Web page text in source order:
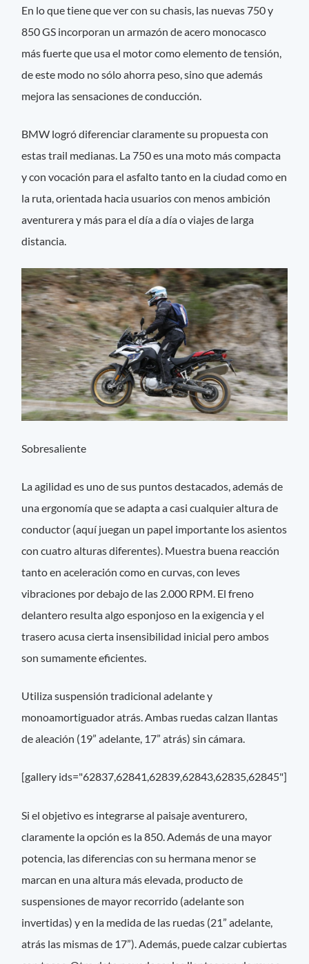
En lo que tiene que ver con su chasis, las nuevas 750 y
850 GS incorporan un armazón de acero monocasco
más fuerte que usa el motor como elemento de tensión,
de este modo no sólo ahorra peso, sino que además
mejora las sensaciones de conducción.
BMW logró diferenciar claramente su propuesta con
estas trail medianas. La 750 es una moto más compacta
y con vocación para el asfalto tanto en la ciudad como en
la ruta, orientada hacia usuarios con menos ambición
aventurera y más para el día a día o viajes de larga
distancia.
Sobresaliente
La agilidad es uno de sus puntos destacados, además de
una ergonomía que se adapta a casi cualquier altura de
conductor (aquí juegan un papel importante los asientos
con cuatro alturas diferentes). Muestra buena reacción
tanto en aceleración como en curvas, con leves
vibraciones por debajo de las 2.000 RPM. El freno
delantero resulta algo esponjoso en la exigencia y el
trasero acusa cierta insensibilidad inicial pero ambos
son sumamente eficientes.
Utiliza suspensión tradicional adelante y
monoamortiguador atrás. Ambas ruedas calzan llantas
de aleación (19” adelante, 17” atrás) sin cámara.
[gallery ids="62837,62841,62839,62843,62835,62845"]
Si el objetivo es integrarse al paisaje aventurero,
claramente la opción es la 850. Además de una mayor
potencia, las diferencias con su hermana menor se
marcan en una altura más elevada, producto de
suspensiones de mayor recorrido (adelante son
invertidas) y en la medida de las ruedas (21” adelante,
atrás las mismas de 17”). Además, puede calzar cubiertas